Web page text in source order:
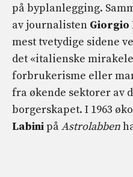
på byplanlegging.
av journalisten Giorgio
mest tvetydige sidene
det «italienske
forbrukerisme eller
fra økende sektorer av
borgerskapet. I 1963
LabinipåAstrolabben